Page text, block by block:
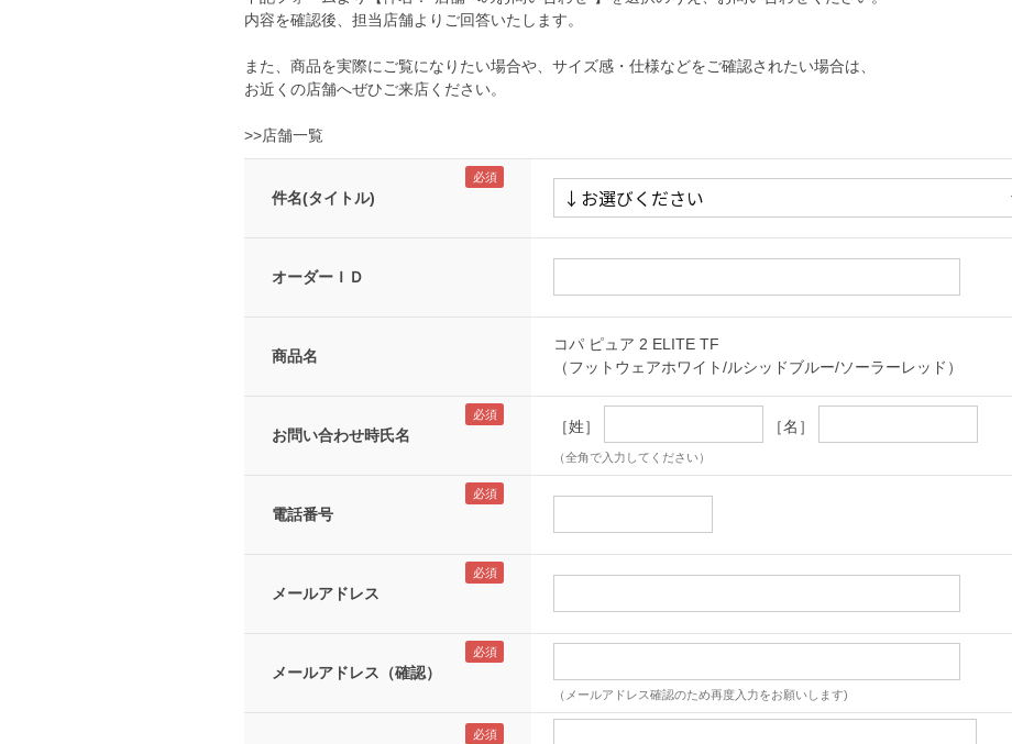
内容を確認後、担当店舗よりご回答いたします。
また、商品を実際にご覧になりたい場合や、サイズ感・仕様などをご確認されたい場合は、
お近くの店舗へぜひご来店ください。
>>店舗一覧
件名(タイトル)
オーダーＩＤ
商品名
コパ ピュア 2 ELITE TF
（フットウェアホワイト/ルシッドブルー/ソーラーレッド）
お問い合わせ時氏名 ［姓］ ［名］
（全角で入力してください）
電話番号
メールアドレス
メールアドレス（確認）
（メールアドレス確認のため再度入力をお願いします)